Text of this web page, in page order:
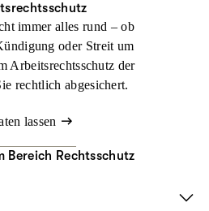
immer alles rund – ob
oder Streit um
Arbeitsrechtsschutz der
rechtlich abgesichert.
lassen
Bereich Rechtsschutz